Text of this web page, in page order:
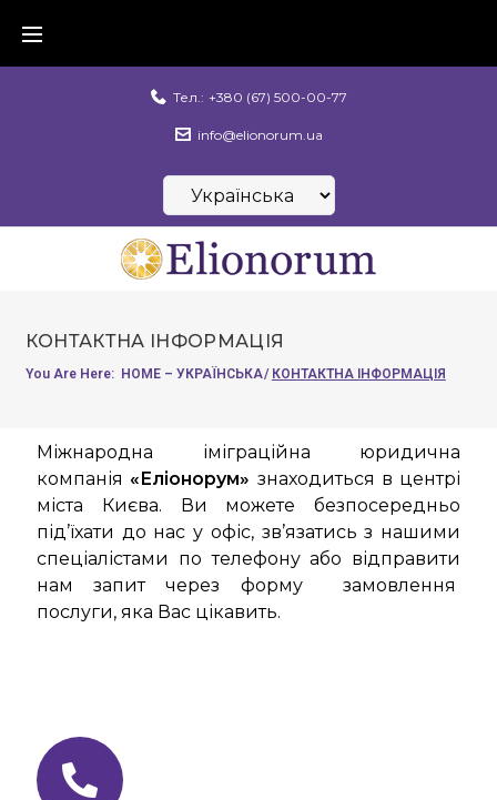
Тел.: +380 (67) 500-00-77
info@elionorum.ua
КОНТАКТНА ІНФОРМАЦІЯ
You Are Here: HOME – УКРАЇНСЬКА/ КОНТАКТНА ІНФОРМАЦІЯ
Міжнародна іміграційна юридична
компанія «Еліонорум» знаходиться в центрі
міста Києва. Ви можете безпосередньо
під’їхати до нас у офіс, зв’язатись з нашими
спеціалістами по телефону або відправити
нам запит через форму замовлення
послуги, яка Вас цікавить.